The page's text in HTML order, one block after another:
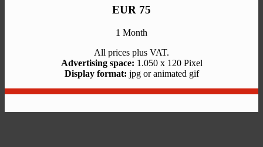
EUR 75
1 Month
All prices plus VAT.
Advertising space: 1.050 x 120 Pixel
Display format: jpg or animated gif